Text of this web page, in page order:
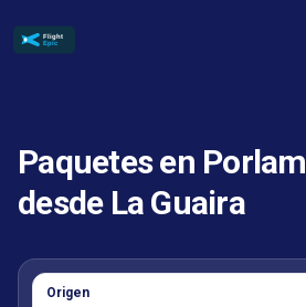
Paquetes en
desde La Guaira
Origen